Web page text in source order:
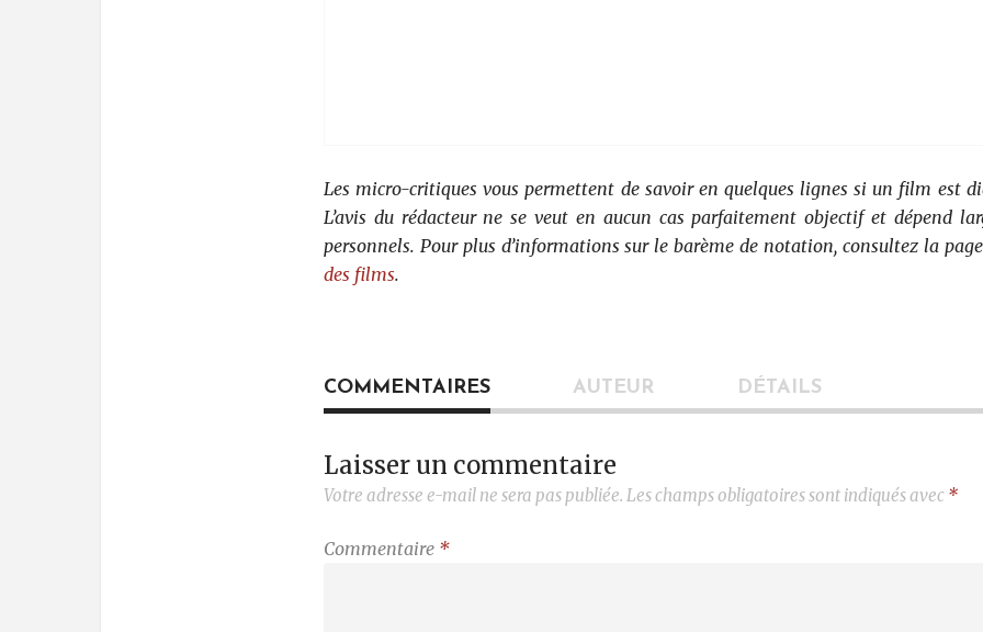
Les micro-critiques vous permettent de savoir en quelques lignes si un film est
L’avis du rédacteur ne se veut en aucun cas parfaitement objectif et dépend
personnels. Pour plus d’informations sur le barème de notation, consultez la
des films.
COMMENTAIRES AUTEUR DÉTAILS
Laisser un commentaire
Votre adresse e-mail ne sera pas publiée. Les champs obligatoires sont indiqués avec *
Commentaire *